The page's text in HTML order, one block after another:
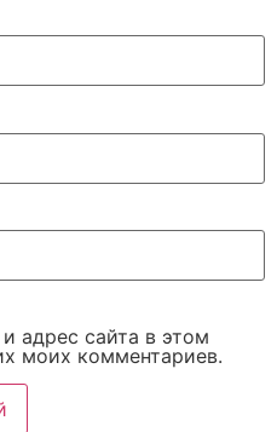
адрес сайта в этом
моих комментариев.